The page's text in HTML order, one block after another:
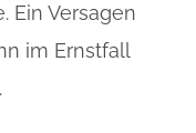
Ein Versagen
im Ernstfall